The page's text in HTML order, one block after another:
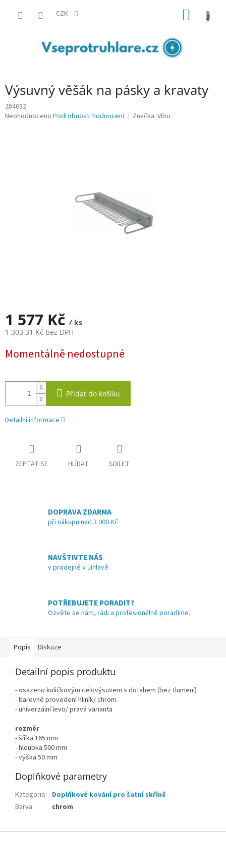
CZK
Výsuvný věšák na pásky a kravaty
284632
Průměrné
Neohodnoceno Podrobnosti hodnocení Značka: Vibo
1 577 Kč / ks
1 303,31 Kč bez DPH
cena:
Momentálně nedostupné
Přidat do košíku
Detailní informace
ZEPTAT SE HLÍDAT SDÍLET
DOPRAVA ZDARMA
při nákupu nad 3 000 Kč
NAVŠTIVTE NÁS
v prodejně v Jihlavě
POTŘEBUJETE PORADIT?
Ozvěte se nám, rádi a profesionálně poradíme.
Popis Diskuze
Detailní popis produktu
- osazeno kuličkovým celovýsuvem s dotahem (bez tlumení)
- barevné provedení hliník/ chrom
- univerzální levo/ pravá varianta
rozměr
- šířka 165 mm
- hloubka 500 mm
- výška 50 mm
Doplňkové parametry
Kategorie: Doplňkové kování pro šatní skříně
Barva: chrom
Z